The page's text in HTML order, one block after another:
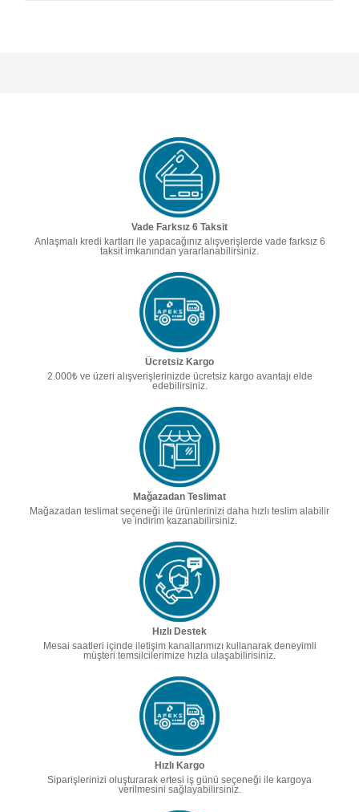
Vade Farksız 6 Taksit
Anlaşmalı kredi kartları ile yapacağınız alışverişlerde vade farksız 6
taksit imkanından yararlanabilirsiniz.
Ücretsiz Kargo
2.000₺ ve üzeri alışverişlerinizde ücretsiz kargo avantajı elde
edebilirsiniz.
Mağazadan Teslimat
Mağazadan teslimat seçeneği ile ürünlerinizi daha hızlı teslim alabilir
ve indirim kazanabilirsiniz.
Hızlı Destek
Mesai saatleri içinde iletişim kanallarımızı kullanarak deneyimli
müşteri temsilcilerimize hızla ulaşabilirisiniz.
Hızlı Kargo
Siparişlerinizi oluşturarak ertesi iş günü seçeneği ile kargoya
verilmesini sağlayabilirsiniz.